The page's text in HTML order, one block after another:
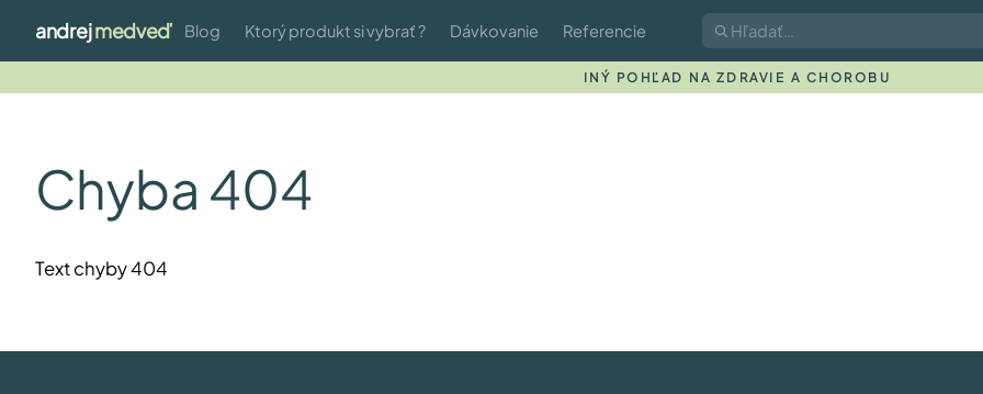
andrejmedveď Blog Ktorý produkt si vybrať ? Dávkovanie Referencie
INÝ POHĽAD NA ZDRAVIE A CHOROBU
Chyba 404
Text chyby 404